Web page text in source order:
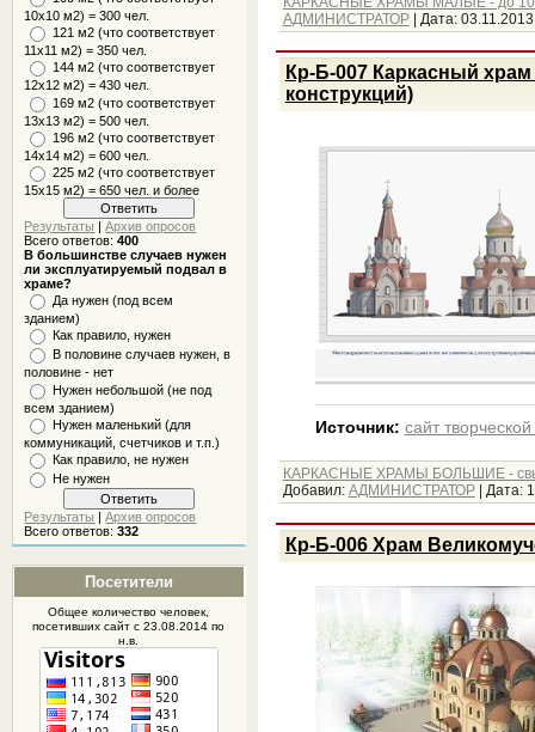
10x10 м2) = 300 чел.
121 м2 (что соответствует
11х11 м2) = 350 чел.
144 м2 (что соответствует
12х12 м2) = 430 чел.
169 м2 (что соответствует
13х13 м2) = 500 чел.
196 м2 (что соответствует
14х14 м2) = 600 чел.
225 м2 (что соответствует
15х15 м2) = 650 чел. и более
Результаты |Архив опросов
Всего ответов:400
В большинстве случаев нужен
ли эксплуатируемый подвал в
храме?
Да нужен (под всем
зданием)
Как правило, нужен
В половине случаев нужен, в
половине - нет
Нужен небольшой (не под
всем зданием)
Нужен маленький (для
коммуникаций, счетчиков и т.п.)
Как правило, не нужен
Не нужен
Результаты |Архив опросов
Всего ответов:332
Посетители
Общее количество человек,
посетившихсайтс 23.08.2014 по
н.в.
АДМИНИСТРАТОР| Дата: 03.11.2013
Кр-Б-007 Каркасный
конструкций)
Источник: сайт
КАРКАСНЫЕ ХРАМЫ БОЛЬШИЕ -
Добавил: АДМИНИСТРАТОР| Дата:
Кр-Б-006 Храм